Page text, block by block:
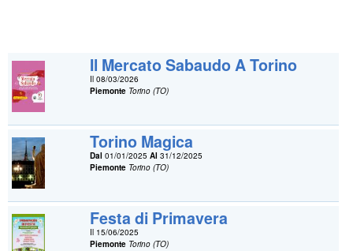
Il Mercato Sabaudo A Torino
Il 08/03/2026
Piemonte Torino (TO)
Torino Magica
Dal 01/01/2025Al 31/12/2025
Piemonte Torino (TO)
Festa di Primavera
Il 15/06/2025
Piemonte Torino (TO)